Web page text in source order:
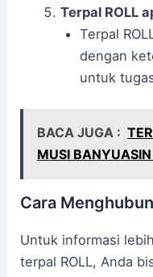
Terpal ROLL
Terpal
dengan
untuk
BACA JUGA :
MUSI
Cara
Untuk informasi
terpal ROLL, Anda